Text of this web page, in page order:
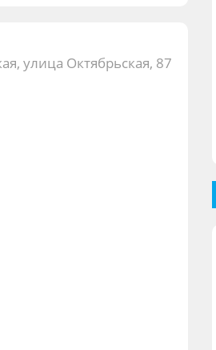
улица Октябрьская, 87